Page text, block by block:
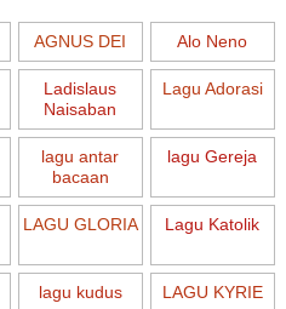
AGNUS DEI Alo Neno
Ladislaus
Naisaban
Lagu Adorasi
lagu antar
bacaan
lagu Gereja
LAGU GLORIA Lagu Katolik
lagu kudus LAGU KYRIE